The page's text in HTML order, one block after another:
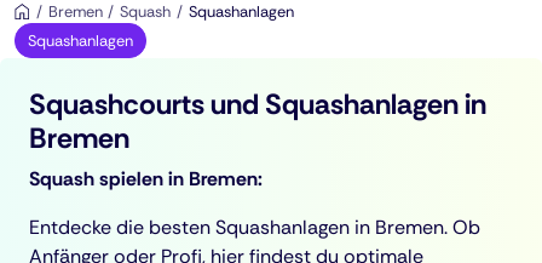
Bremen
Squash
Squashanlagen
Squashanlagen
Squashcourts und Squashanlagen in
Bremen
Squash spielen in Bremen:
Entdecke die besten Squashanlagen in Bremen. Ob
Anfänger oder Profi, hier findest du optimale